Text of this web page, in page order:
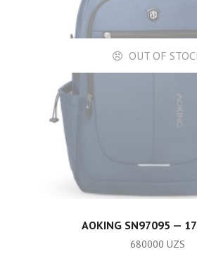
OUT OF
READ MORE
AOKING SN97095 —
680000 UZS